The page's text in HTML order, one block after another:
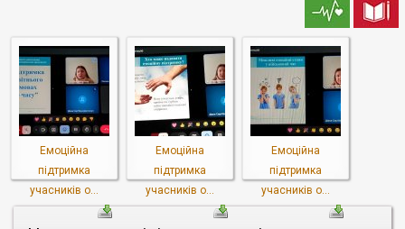
Емоційна
підтримка
учасників о...
Емоційна
підтримка
учасників о...
Емоційна
підтримка
учасників о...